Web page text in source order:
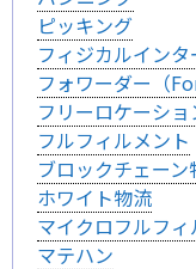
ピッキング
フィジカルインタ
フォワーダー（
フリーロケーショ
フルフィルメント
ブロックチェーン
ホワイト物流
マイクロフルフィ
マテハン